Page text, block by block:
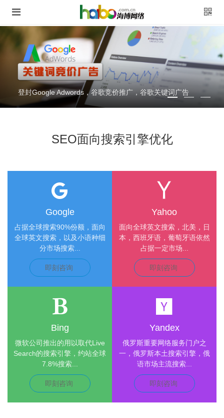
登封营销型企业官网定制，SEO，H5，响应式
SEO面向搜索引擎优化
Google
占据全球搜索90%份额，面向
全球英文搜索，以及小语种细
分市场搜索...
即刻咨询
Yahoo
面向全球英文搜索，北美，日
本，西班牙语，葡萄牙语依然
占据一定市场...
即刻咨询
Bing
微软公司推出的用以取代Live
Search的搜索引擎，约站全球
7.8%搜索...
即刻咨询
Yandex
俄罗斯重要网络服务门户之
一，俄罗斯本土搜索引擎，俄
语市场主流搜索...
即刻咨询